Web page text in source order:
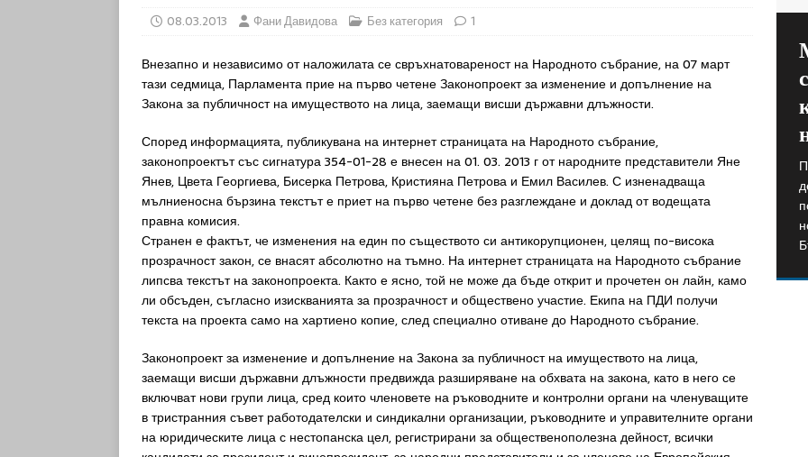
08.03.2013 Фани Давидова Без категория 1
Внезапно и независимо от наложилата се свръхнатовареност на Народното събрание, на 07 март
тази седмица, Парламента прие на първо четене Законопроект за изменение и допълнение на
Закона за публичност на имуществото на лица, заемащи висши държавни длъжности.
Според информацията, публикувана на интернет страницата на Народното събрание,
законопроектът със сигнатура 354-01-28 е внесен на 01. 03. 2013 г от народните представители Яне
Янев, Цвета Георгиева, Бисерка Петрова, Кристияна Петрова и Емил Василев. С изненадваща
мълниеносна бързина текстът е приет на първо четене без разглеждане и доклад от водещата
правна комисия.
Странен е фактът, че изменения на един по съществото си антикорупционен, целящ по-висока
прозрачност закон, се внасят абсолютно на тъмно. На интернет страницата на Народното събрание
липсва текстът на законопроекта. Както е ясно, той не може да бъде открит и прочетен он лайн, камо
ли обсъден, съгласно изискванията за прозрачност и обществено участие. Екипа на ПДИ получи
текста на проекта само на хартиено копие, след специално отиване до Народното събрание.
Законопроект за изменение и допълнение на Закона за публичност на имуществото на лица,
заемащи висши държавни длъжности предвижда разширяване на обхвата на закона, като в него се
включват нови групи лица, сред които членовете на ръководните и контролни органи на членуващите
в тристранния съвет работодателски и синдикални организации, ръководните и управителните органи
на юридическите лица с нестопанска цел, регистрирани за общественополезна дейност, всички